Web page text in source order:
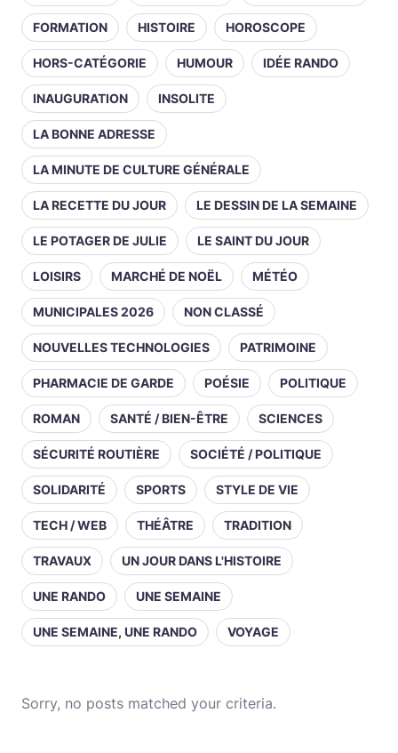
FORMATION HISTOIRE HOROSCOPE
HORS-CATÉGORIE HUMOUR IDÉE RANDO
INAUGURATION INSOLITE
LA BONNE ADRESSE
LA MINUTE DE CULTURE GÉNÉRALE
LA RECETTE DU JOUR LE DESSIN DE LA SEMAINE
LE POTAGER DE JULIE LE SAINT DU JOUR
LOISIRS MARCHÉ DE NOËL MÉTÉO
MUNICIPALES 2026 NON CLASSÉ
NOUVELLES TECHNOLOGIES PATRIMOINE
PHARMACIE DE GARDE POÉSIE POLITIQUE
ROMAN SANTÉ / BIEN-ÊTRE SCIENCES
SÉCURITÉ ROUTIÈRE SOCIÉTÉ / POLITIQUE
SOLIDARITÉ SPORTS STYLE DE VIE
TECH / WEB THÉÂTRE TRADITION
TRAVAUX UN JOUR DANS L'HISTOIRE
UNE RANDO UNE SEMAINE
UNE SEMAINE, UNE RANDO VOYAGE
Sorry, no posts matched your criteria.